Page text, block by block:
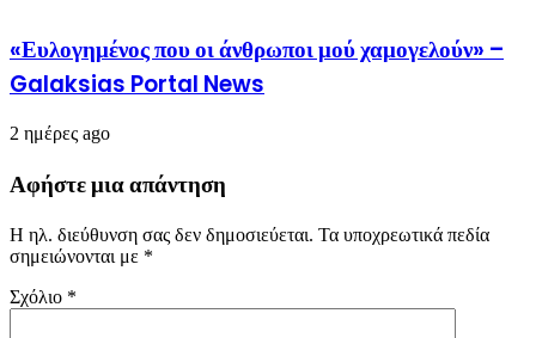
«Ευλογημένος που οι άνθρωποι μού χαμογελούν» –
Galaksias Portal News
2 ημέρες ago
Αφήστε μια απάντηση
Η ηλ. διεύθυνση σας δεν δημοσιεύεται. Τα υποχρεωτικά πεδία
σημειώνονται με *
Σχόλιο *